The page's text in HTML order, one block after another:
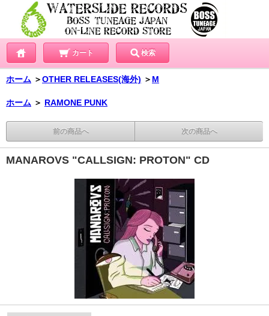
カート 検索
ホーム ＞OTHER RELEASES(海外) ＞ M
ホーム ＞ RAMONE PUNK
前の商品へ 次の商品へ
MANAROVS "CALLSIGN: PROTON" CD